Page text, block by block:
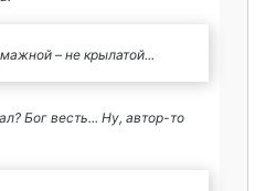
– не крылатой...
Бог весть... Ну, автор-то